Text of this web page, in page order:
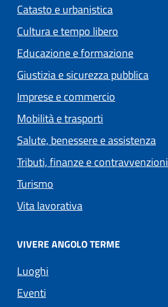
Catasto e urbanistica
Cultura e tempo libero
Educazione e formazione
Giustizia e sicurezza pubblica
Imprese e commercio
Mobilità e trasporti
Salute, benessere e assistenza
Tributi, finanze e contravvenzioni
Turismo
Vita lavorativa
VIVERE ANGOLO TERME
Luoghi
Eventi